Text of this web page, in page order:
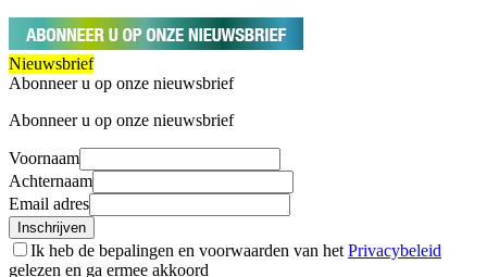
Nieuwsbrief
Abonneer u op onze nieuwsbrief
Abonneer u op onze nieuwsbrief
Voornaam
Achternaam
Email adres
Inschrijven
Ik heb de bepalingen en voorwaarden van het Privacybeleid
gelezen en ga ermee akkoord